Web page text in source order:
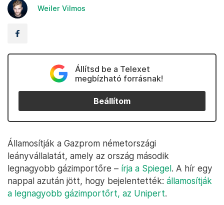
Weiler Vilmos
Állítsd be a Telexet
megbízható forrásnak!
Beállítom
Államosítják a Gazprom németországi
leányvállalatát, amely az ország második
legnagyobb gázimportőre – írja a Spiegel. A hír egy
nappal azután jött, hogy bejelentették: államosítják
a legnagyobb gázimportőrt, az Unipert.